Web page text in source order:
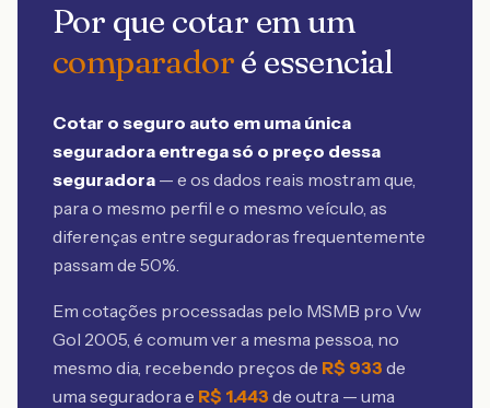
Por que cotar em um
comparadoré essencial
Cotar o seguro auto em uma única
seguradora entrega só o preço dessa
seguradora — e os dados reais mostram que,
para o mesmo perfil e o mesmo veículo, as
diferenças entre seguradoras frequentemente
passam de 50%.
Em cotações processadas pelo MSMB pro Vw
Gol 2005, é comum ver a mesma pessoa, no
mesmo dia, recebendo preços de R$ 933 de
uma seguradora e R$ 1.443 de outra — uma